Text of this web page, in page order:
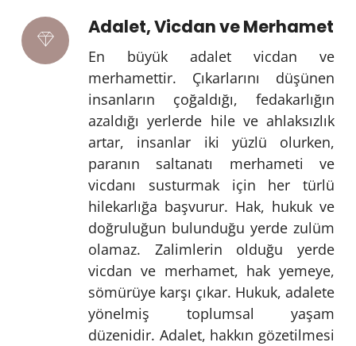
Adalet, Vicdan ve Merhamet
En büyük adalet vicdan ve
merhamettir. Çıkarlarını düşünen
insanların çoğaldığı, fedakarlığın
azaldığı yerlerde hile ve ahlaksızlık
artar, insanlar iki yüzlü olurken,
paranın saltanatı merhameti ve
vicdanı susturmak için her türlü
hilekarlığa başvurur. Hak, hukuk ve
doğruluğun bulunduğu yerde zulüm
olamaz. Zalimlerin olduğu yerde
vicdan ve merhamet, hak yemeye,
sömürüye karşı çıkar. Hukuk, adalete
yönelmiş toplumsal yaşam
düzenidir. Adalet, hakkın gözetilmesi